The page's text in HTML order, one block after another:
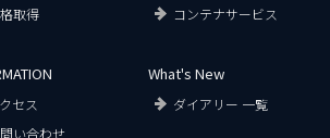
取得
コンテナサービス
セス
い合わせ
What's New
ダイアリー 一覧